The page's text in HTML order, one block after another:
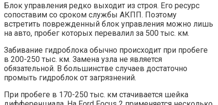
Блок управления редко выходит из строя. Его ресурс
сопоставим со сроком службы АКПП. Поэтому
встретить поврежденный блок управления можно лишь
на авто, пробег которых перевалил за 500 тыс. км.
Забивание гидроблока обычно происходит при пробеге
в 200-250 тыс. км. Замена узла не является
обязательной. В большинстве случаев достаточно
промыть гидроблок от загрязнений.
При пробеге в 170-250 тыс. км стачивается шейка